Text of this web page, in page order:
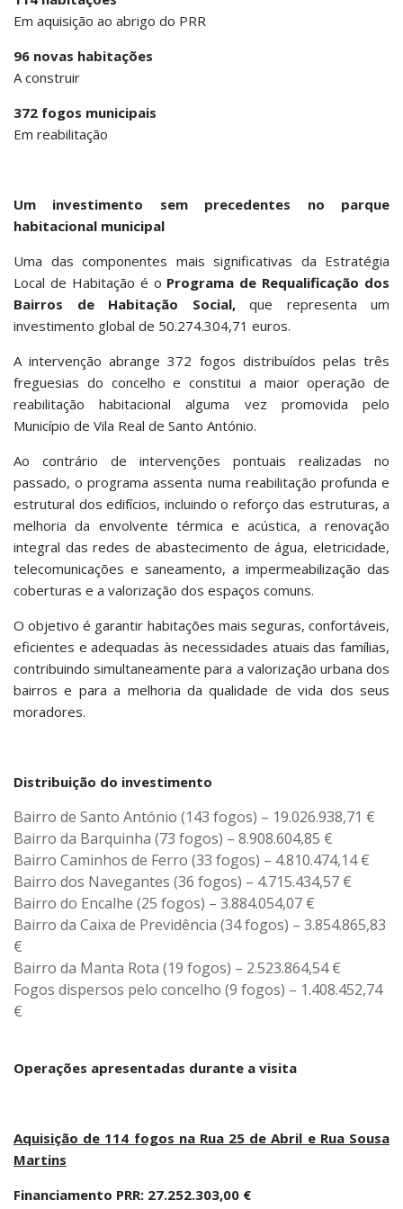
Em aquisição ao abrigo do PRR
96 novas habitações
A construir
372 fogos municipais
Em reabilitação
Um investimento sem precedentes no parque
habitacional municipal
Uma das componentes mais significativas da Estratégia
Local de Habitação é o Programa de Requalificação dos
Bairros de Habitação Social, que representa um
investimento global de 50.274.304,71 euros.
A intervenção abrange 372 fogos distribuídos pelas três
freguesias do concelho e constitui a maior operação de
reabilitação habitacional alguma vez promovida pelo
Município de Vila Real de Santo António.
Ao contrário de intervenções pontuais realizadas no
passado, o programa assenta numa reabilitação profunda e
estrutural dos edifícios, incluindo o reforço das estruturas, a
melhoria da envolvente térmica e acústica, a renovação
integral das redes de abastecimento de água, eletricidade,
telecomunicações e saneamento, a impermeabilização das
coberturas e a valorização dos espaços comuns.
O objetivo é garantir habitações mais seguras, confortáveis,
eficientes e adequadas às necessidades atuais das famílias,
contribuindo simultaneamente para a valorização urbana dos
bairros e para a melhoria da qualidade de vida dos seus
moradores.
Distribuição do investimento
Bairro de Santo António (143 fogos) – 19.026.938,71 €
Bairro da Barquinha (73 fogos) – 8.908.604,85 €
Bairro Caminhos de Ferro (33 fogos) – 4.810.474,14 €
Bairro dos Navegantes (36 fogos) – 4.715.434,57 €
Bairro do Encalhe (25 fogos) – 3.884.054,07 €
Bairro da Caixa de Previdência (34 fogos) – 3.854.865,83
€
Bairro da Manta Rota (19 fogos) – 2.523.864,54 €
Fogos dispersos pelo concelho (9 fogos) – 1.408.452,74
€
Operações apresentadas durante a visita
Aquisição de 114 fogos na Rua 25 de Abril e Rua Sousa
Martins
Financiamento PRR: 27.252.303,00 €